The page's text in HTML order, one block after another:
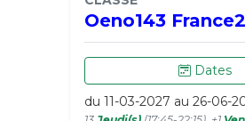
Oeno143
Dates
du 11-03-2027 au 26-06-